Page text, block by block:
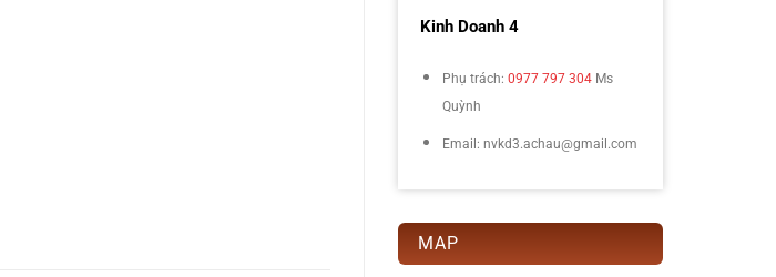
Kinh Doanh 4
Phụ trách: 0977 797 304 Ms
Quỳnh
Email: nvkd3.achau@gmail.com
MAP